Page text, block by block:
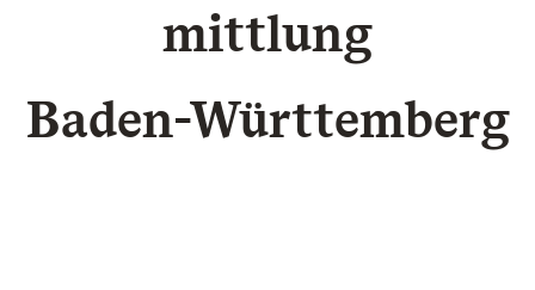
mittlung
Baden-Württemberg